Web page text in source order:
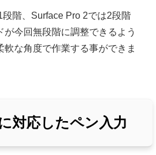
階、Surface Pro 2では2段階
が今回無段階に調整できるよう
軟な角度で作業する事ができま
対応したペン入力